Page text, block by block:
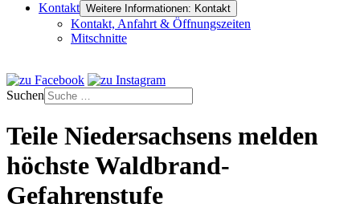
Kontakt Weitere Informationen: Kontakt
Kontakt, Anfahrt & Öffnungszeiten
Mitschnitte
Suchen
Teile Niedersachsens melden
höchste Waldbrand-
Gefahrenstufe